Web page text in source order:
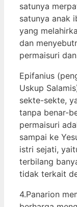
satunya
satunya anak
yang
dan
permaisuri
Epifanius
Uskup
sekte-sekte,
tanpa benar-
permaisuri
sampai ke
istri sejati,
terbilang
tidak terkait
4.Panarion